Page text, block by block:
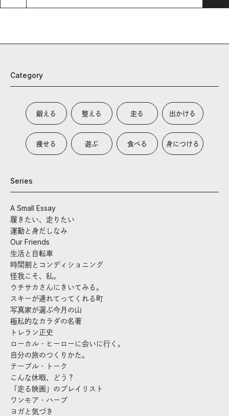
Category
鍛える 整える 走る 出かける
痩せる 遊ぶ 食べる 身につける
Series
A Small Essay
履きたい、走りたい
運動と身だしなみ
Our Friends
生活と自転車
時間割とコンディショニング
怪我こそ、私。
ウチサカさんにきいてみる。
スキーが連れてってくれる町
写真家が選ぶ今月の山
極私的なカラダの名著
トレラン正史
ローカル・ヒーローに会いに行く。
自分の旅のつくりかた。
テーブル・トーク
こんな休暇、どう？
「走る映画」のプレイリスト
ワンモア・ハーブ
ヨガと気づき